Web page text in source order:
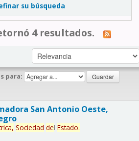
su búsqueda
4 resultados.
para:
San Antonio Oeste,
Sociedad del Estado.